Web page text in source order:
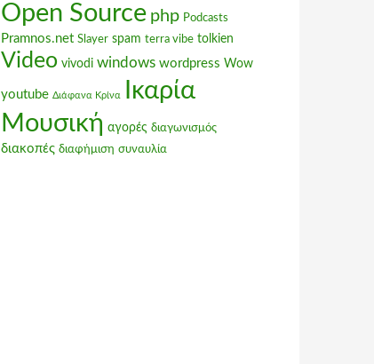
Open Source php Podcasts
Pramnos.net Slayer spam terra vibe tolkien
Video vivodi windows wordpress Wow
youtube Διάφανα Κρίνα Ικαρία
Μουσική αγορές διαγωνισμός
διακοπές διαφήμιση συναυλία